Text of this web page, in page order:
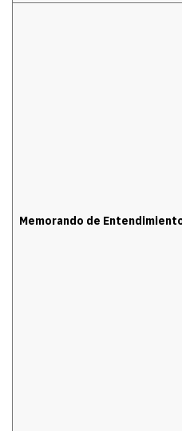
Memorando de